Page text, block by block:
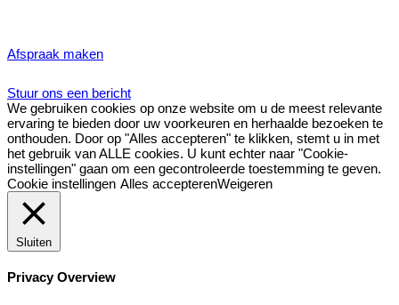
Afspraak maken
Stuur ons een bericht
We gebruiken cookies op onze website om u de meest relevante
ervaring te bieden door uw voorkeuren en herhaalde bezoeken te
onthouden. Door op "Alles accepteren" te klikken, stemt u in met
het gebruik van ALLE cookies. U kunt echter naar "Cookie-
instellingen" gaan om een gecontroleerde toestemming te geven.
Cookie instellingen Alles accepterenWeigeren
Sluiten
Privacy Overview